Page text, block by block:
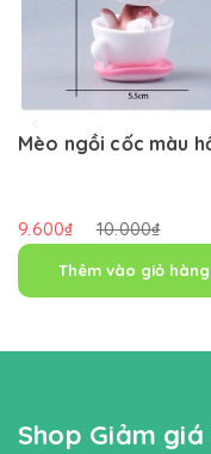
Mèo ngồi cốc màu
9.600₫ 10.000₫
Thêm vào giỏ hàng
Shop Giảm